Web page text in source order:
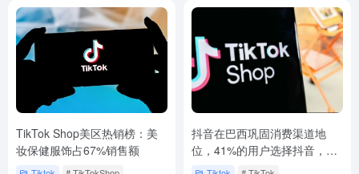
TikTok Shop美区热销榜：美
妆保健服饰占67%销售额
抖音在巴西巩固消费渠道地
位，41%的用户选择抖音，
40%选择Instagram，11%选